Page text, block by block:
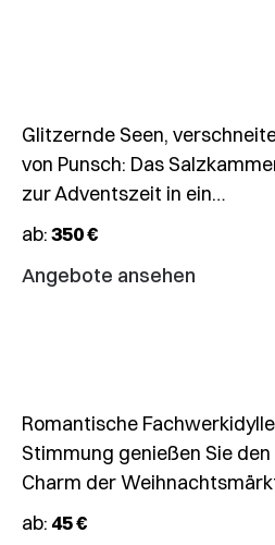
Glitzernde Seen,
von Punsch: Das
zur Adventszeit in ein…
ab:350 €
Angebote ansehen
12.12.2026
🎄
Weihnachtsmärkte
Miltenberg
Romantische
Stimmung genießen Sie
Charm der
ab: 45 €
13.12.2026
🎄
Weihnachtsmärkte
Bad